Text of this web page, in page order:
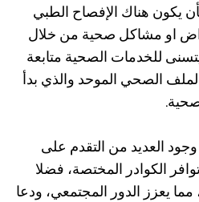
يكون هناك الإفصاح الطبي
او مشاكل صحية من خلال
للخدمات الصحية متابعة
الصحي الموحد والذي بدأ
العديد من التقدم على
الكوادر المختصة، فضلا
يعزز الدور المجتمعي، ودعا